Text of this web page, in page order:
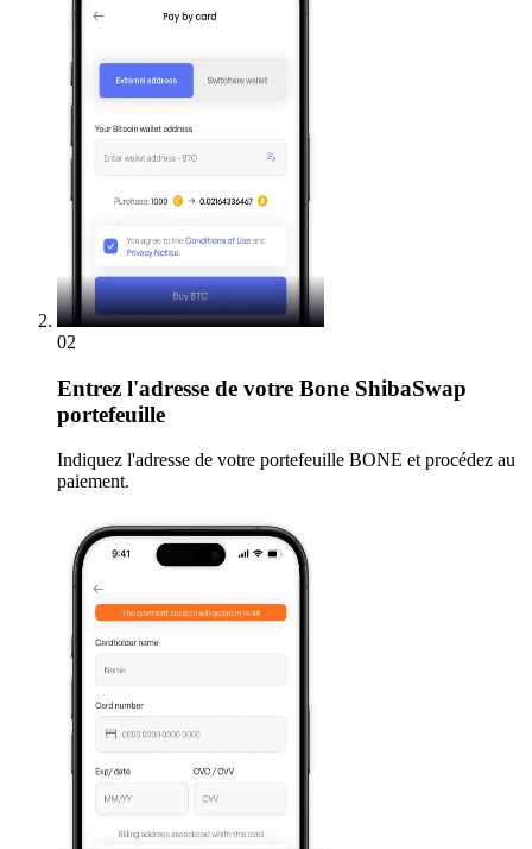
02
Entrez l'adresse de votre Bone ShibaSwap
portefeuille
Indiquez l'adresse de votre portefeuille BONE et procédez au
paiement.